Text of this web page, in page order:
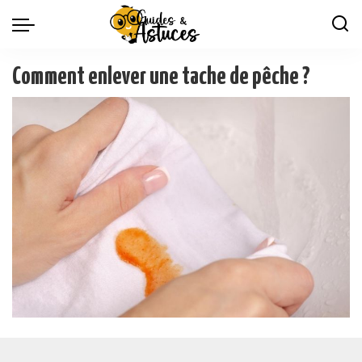
Comment enlever une tache de pêche ?